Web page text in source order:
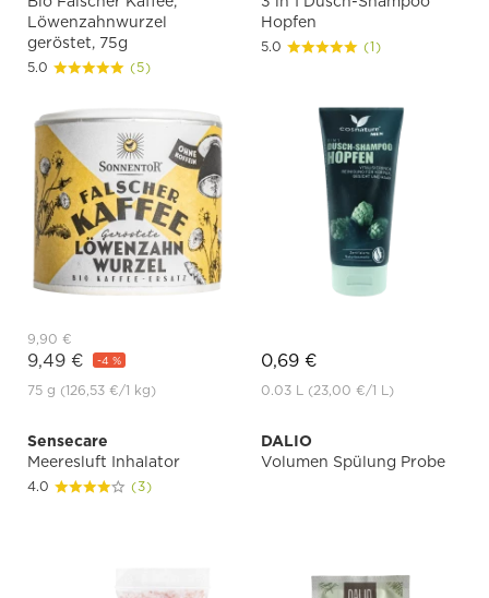
Löwenzahnwurzel
geröstet, 75g
5.0 (5)
9,90 €
9,49 € -4 %
75 g (126,53 €/1 kg)
Hopfen
5.0 (1)
0,69 €
0.03 L (23,00 €/1 L)
Sensecare
Meeresluft Inhalator
4.0 (3)
DALIO
Volumen Spülung Probe